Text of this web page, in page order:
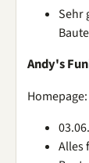
Sehr
Andy's
Homepage:
Alles